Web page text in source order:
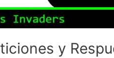
y